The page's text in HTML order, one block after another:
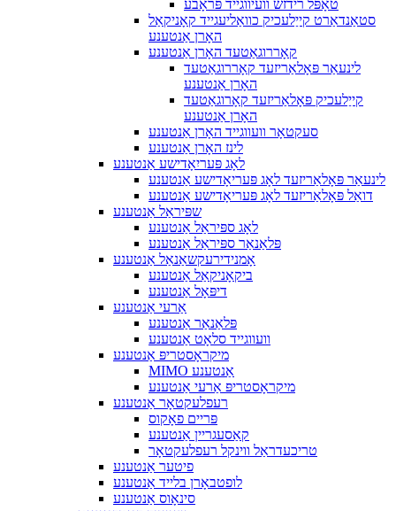
טאָפּל רידזש וועיווגייד פּראָבע
סטאַנדאַרט קייַלעכיק כוואַליעגייד קאָניקאַל
האָרן אַנטענע
קאָררוגאַטעד האָרן אַנטענע
לינעאַר פּאָלאַריזעד קאָררוגאַטעד
האָרן אַנטענע
קייַלעכיק פּאָלאַריזעד קאָרוגאַטעד
האָרן אַנטענע
סעקטאָר וועווגייד האָרן אַנטענע
לינז האָרן אַנטענע
לאָג פּעריִאָדישע אַנטענע
לינעאַר פּאָלאַריזעד לאָג פּעריאָדישע אַנטענע
דואַל פּאָלאַריזעד לאָג פּעריאָדישע אַנטענע
שפּיראַל אַנטענע
לאָג ספּיראַל אַנטענע
פּלאַנאַר ספּיראַל אַנטענע
אָמנידירעקשאַנאַל אַנטענע
ביקאָניקאַל אַנטענע
דיפּאָל אַנטענע
אַרעי אַנטענע
פּלאַנאַר אַנטענע
וועווגייד סלאָט אַנטענע
מיקראָסטריפּ אַנטענע
MIMO אַנטענע
מיקראָסטריפּ אַרעי אַנטענע
רעפלעקטאָר אַנטענע
פּריים פאָקוס
קאַסעגריין אַנטענע
טריכעדראַל ווינקל רעפלעקטאָר
פיטער אַנטענע
לופטבאָרן בלייד אַנטענע
סינאָוס אַנטענע